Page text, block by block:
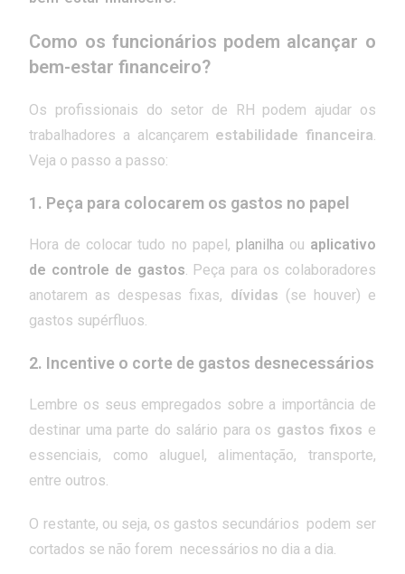
Como os funcionários podem alcançar o
bem-estar financeiro?
Os profissionais do setor de RH podem ajudar os
trabalhadores a alcançarem estabilidade financeira.
Veja o passo a passo:
1. Peça para colocarem os gastos no papel
Hora de colocar tudo no papel, planilhaou aplicativo
de controle de gastos. Peça para os colaboradores
anotarem as despesas fixas, dívidas (se houver) e
gastos supérfluos.
2. Incentive o corte de gastos desnecessários
Lembre os seus empregados sobre a importância de
destinar uma parte do salário para os gastos fixos e
essenciais, como aluguel, alimentação, transporte,
entre outros.
O restante, ou seja, os gastos secundários podem ser
cortados se não forem necessários no dia a dia.